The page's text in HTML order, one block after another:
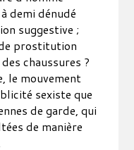
demi dénudé
suggestive ;
prostitution
chaussures ?
le mouvement
sexiste que
de garde, qui
de manière